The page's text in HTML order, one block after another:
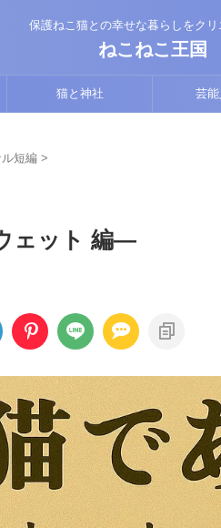
保護ねこ猫との幸せな暮らしをクリ
ねこねこ王国
猫と神社 芸
短編 >
ェット 編―